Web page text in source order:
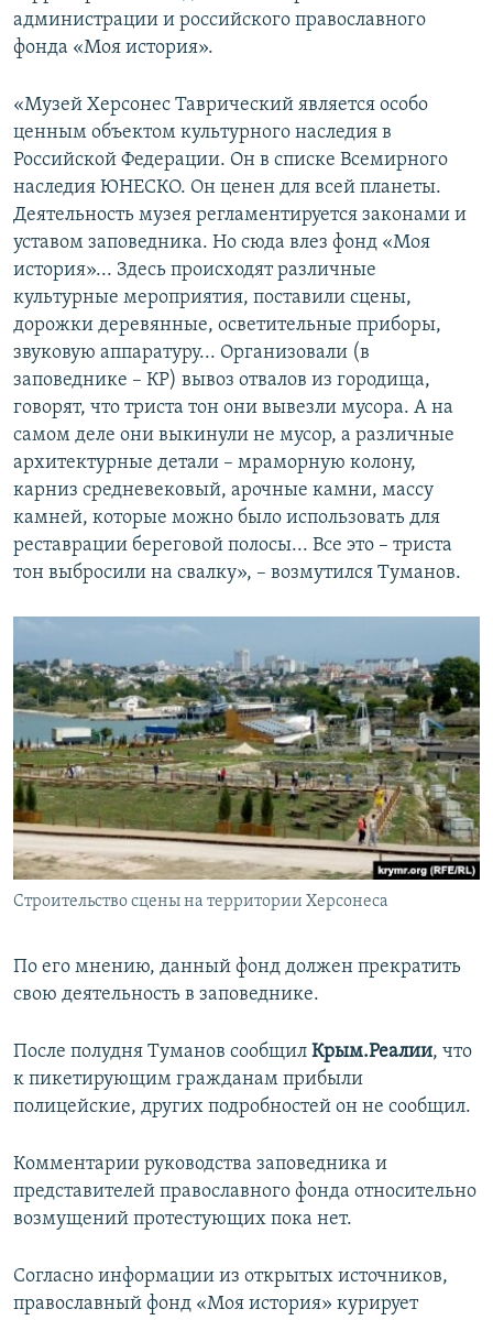
администрации и российского православного
фонда «Моя история».
«Музей Херсонес Таврический является особо
ценным объектом культурного наследия в
Российской Федерации. Он в списке Всемирного
наследия ЮНЕСКО. Он ценен для всей планеты.
Деятельность музея регламентируется законами и
уставом заповедника. Но сюда влез фонд «Моя
история»... Здесь происходят различные
культурные мероприятия, поставили сцены,
дорожки деревянные, осветительные приборы,
звуковую аппаратуру... Организовали (в
заповеднике – КР) вывоз отвалов из городища,
говорят, что триста тон они вывезли мусора. А на
самом деле они выкинули не мусор, а различные
архитектурные детали – мраморную колону,
карниз средневековый, арочные камни, массу
камней, которые можно было использовать для
реставрации береговой полосы... Все это – триста
тон выбросили на свалку», – возмутился Туманов.
Строительство сцены на территории Херсонеса
По его мнению, данный фонд должен прекратить
свою деятельность в заповеднике.
После полудня Туманов сообщил Крым.Реалии, что
к пикетирующим гражданам прибыли
полицейские, других подробностей он не сообщил.
Комментарии руководства заповедника и
представителей православного фонда относительно
возмущений протестующих пока нет.
Согласно информации из открытых источников,
православный фонд «Моя история» курирует